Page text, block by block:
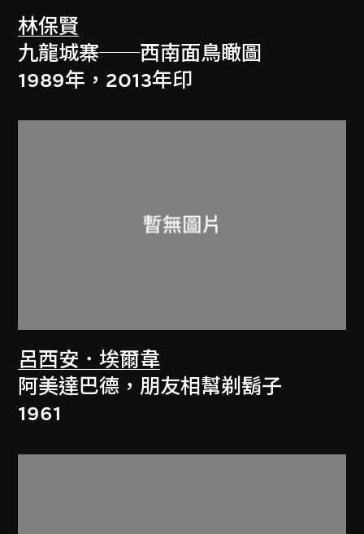
林保賢
九龍城寨──西南面鳥瞰圖
1989年，2013年印
呂西安．埃爾韋
阿美達巴德，朋友相幫剃鬍子
1961